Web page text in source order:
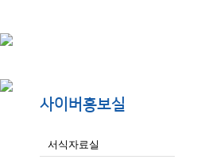
사이버홍보실
서식자료실